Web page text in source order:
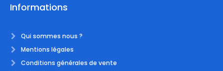
Informations
Qui sommes nous ?
Mentions légales
Conditions générales de vente